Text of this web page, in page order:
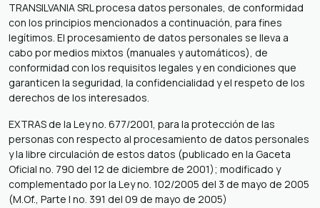
TRANSILVANIA SRL procesa datos personales, de conformidad
con los principios mencionados a continuación, para fines
legítimos. El procesamiento de datos personales se lleva a
cabo por medios mixtos (manuales y automáticos), de
conformidad con los requisitos legales y en condiciones que
garanticen la seguridad, la confidencialidad y el respeto de los
derechos de los interesados.
EXTRAS de la Ley no. 677/2001, para la protección de las
personas con respecto al procesamiento de datos personales
y la libre circulación de estos datos (publicado en la Gaceta
Oficial no. 790 del 12 de diciembre de 2001); modificado y
complementado por la Ley no. 102/2005 del 3 de mayo de 2005
(M.Of., Parte I no. 391 del 09 de mayo de 2005)